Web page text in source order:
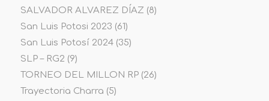
SALVADOR ALVAREZ DÍAZ (8)
San Luis Potosi 2023 (61)
San Luis Potosí 2024(35)
SLP – RG2 (9)
TORNEO DEL MILLON RP(26)
Trayectoria Charra (5)